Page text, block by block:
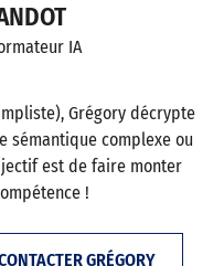
IA
Grégory décrypte
sémantique complexe ou
est de faire monter
!
GRÉGORY